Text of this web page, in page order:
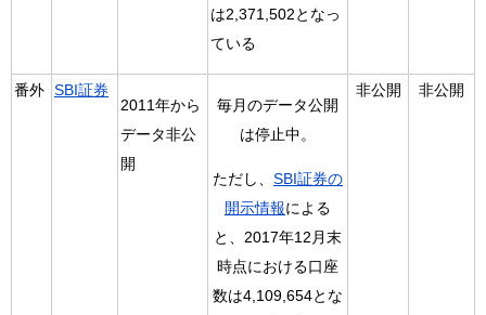
は2,371,502となっ
ている
番外 SBI証券
2011年から
データ非公
開
毎月のデータ公開
は停止中。
ただし、 SBI証券の
開示情報による
と、2017年12月末
時点における口座
数は4,109,654とな
非公開 非公開